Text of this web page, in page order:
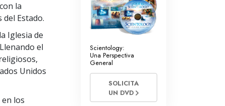
la
del Estado.
Iglesia de
el
Unidos
los
Scientology:
Una Perspectiva
General
SOLICITA
UN DVD